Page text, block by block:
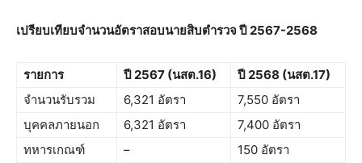
เปรียบเทียบจำนวนอัตราสอบนายสิบตำรวจ ปี 2567-2568
รายการ ปี 2567 (นสต.16)
ปี 2568 (นสต.17)
จำนวนรับรวม
6,321 อัตรา
7,550 อัตรา
บุคคลภายนอก
6,321 อัตรา
7,400 อัตรา
ทหารเกณฑ์
–
150 อัตรา